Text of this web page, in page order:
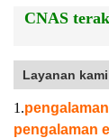
CNAS
Layanan kami
1.
pengalaman